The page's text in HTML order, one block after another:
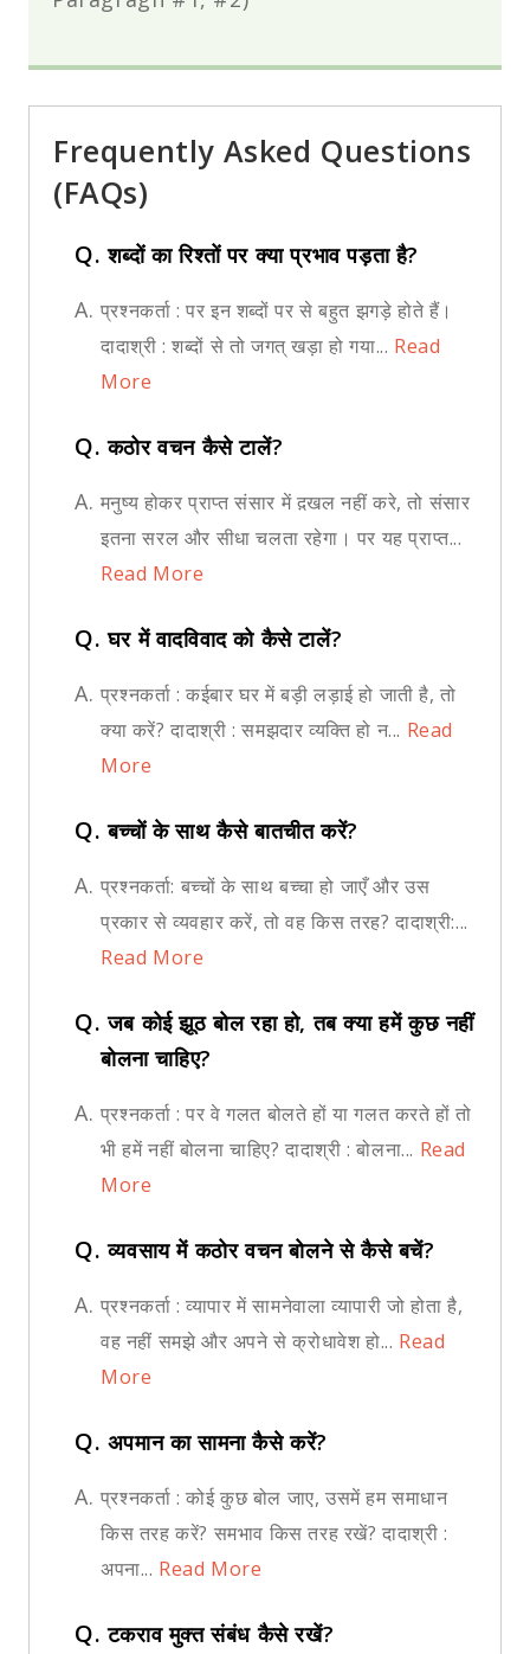
Frequently Asked Questions
(FAQs)
Q.शब्दों का रिश्तों पर क्या प्रभाव पड़ता है?
A. प्रश्नकर्ता : पर इन शब्दों पर से बहुत झगड़े होते हैं।
दादाश्री : शब्दों से तो जगत् खड़ा हो गया... Read
More
Q.कठोर वचन कैसे टालें?
A. मनुष्य होकर प्राप्त संसार में द़खल नहीं करे, तो संसार
इतना सरल और सीधा चलता रहेगा। पर यह प्राप्त...
Read More
Q.घर में वादविवाद को कैसे टालें?
A. प्रश्नकर्ता : कईबार घर में बड़ी लड़ाई हो जाती है, तो
क्या करें? दादाश्री : समझदार व्यक्ति हो न... Read
More
Q.बच्चों के साथ कैसे बातचीत करें?
A. प्रश्नकर्ता: बच्चों के साथ बच्चा हो जाएँ और उस
प्रकार से व्यवहार करें, तो वह किस तरह? दादाश्री:...
Read More
Q.जब कोई झूठ बोल रहा हो, तब क्या हमें कुछ नहीं
बोलना चाहिए?
A. प्रश्नकर्ता : पर वे गलत बोलते हों या गलत करते हों तो
भी हमें नहीं बोलना चाहिए? दादाश्री : बोलना... Read
More
Q.व्यवसाय में कठोर वचन बोलने से कैसे बचें?
A. प्रश्नकर्ता : व्यापार में सामनेवाला व्यापारी जो होता है,
वह नहीं समझे और अपने से क्रोधावेश हो... Read
More
Q. अपमान का सामना कैसे करें?
A. प्रश्नकर्ता : कोई कुछ बोल जाए, उसमें हम समाधान
किस तरह करें? समभाव किस तरह रखें? दादाश्री :
अपना... Read More
Q.टकराव मुक्त संबंध कैसे रखें?